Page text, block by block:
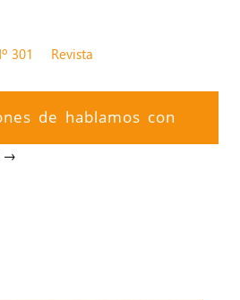
301 Revista
de hablamos con
→